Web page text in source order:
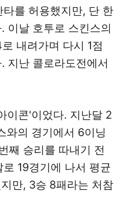
를 허용했지만, 단 한
이날 호투로 스킨스의
내려가며 다시 1점
지난 콜로라도전에서
이콘'이었다. 지난달 2
와의 경기에서 6이닝
째 승리를 따내기 전
19경기에 나서 평균
만, 3승 8패라는 처참